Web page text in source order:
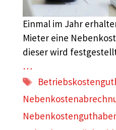
Einmal im Jahr
Mieter eine
dieser wird
…
Schlagwörter